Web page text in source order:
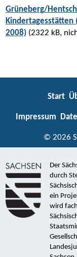
Grüneberg/
Kindertagesstätten
2008) (2322 kB,
Start
Impressum
© 2026
Der
durch
ein
wird